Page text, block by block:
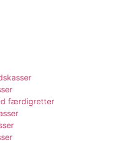
færdigretter